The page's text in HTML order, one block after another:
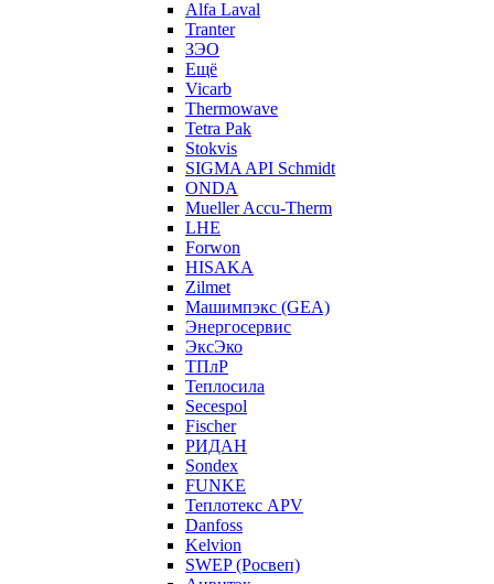
Alfa Laval
Tranter
ЗЭО
Ещё
Vicarb
Thermowave
Tetra Pak
Stokvis
SIGMA API Schmidt
ONDA
Mueller Accu-Therm
LHE
Forwon
HISAKA
Zilmet
Машимпэкс (GEA)
Энергосервис
ЭксЭко
ТПлР
Теплосила
Secespol
Fischer
РИДАН
Sondex
FUNKE
Теплотекс APV
Danfoss
Kelvion
SWEP (Росвеп)